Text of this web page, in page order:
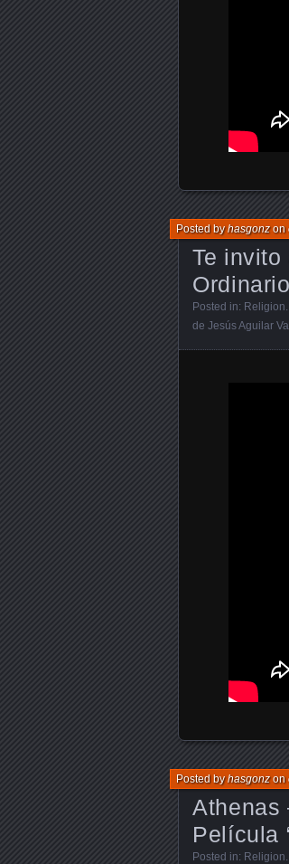
Te invito
Posted byhasgonzon
Posted in: Religion
de Jesús Aguilar
Athenas
Película
Posted byhasgonzon
Posted in: Religion